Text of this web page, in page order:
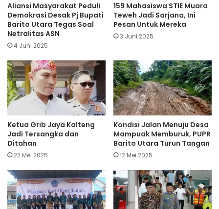
Aliansi Masyarakat Peduli
Demokrasi Desak Pj Bupati
Barito Utara Tegas Soal
Netralitas ASN
4 Juni 2025
159 Mahasiswa STIE Muara
Teweh Jadi Sarjana, Ini
Pesan Untuk Mereka
3 Juni 2025
Ketua Grib Jaya Kalteng
Jadi Tersangka dan
Ditahan
22 Mei 2025
Kondisi Jalan Menuju Desa
Mampuak Memburuk, PUPR
Barito Utara Turun Tangan
12 Mei 2025